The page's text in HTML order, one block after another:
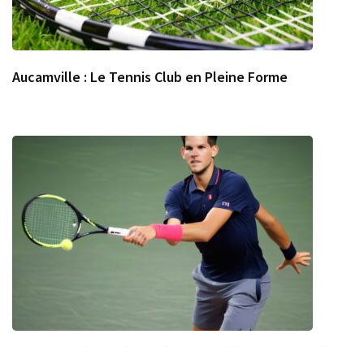
Aucamville : Le Tennis Club en Pleine Forme